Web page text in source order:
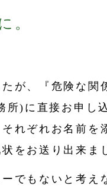
。
が、『危険な関
所)に直接お申し
れぞれお名前を
をお送り出来ま
でもないと考え